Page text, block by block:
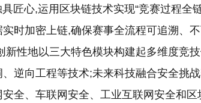
具匠心,运用区块链技术实现“竞赛过程全
时加密上链,确保赛事全流程可追溯、
新性地以三大特色模块构建起多维度竞
逆向工程等技术;未来科技融合安全挑
全、车联网安全、工业互联网安全和